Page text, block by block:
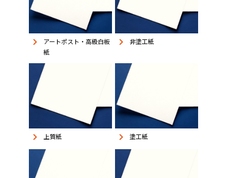
keyboard_arrow_right
アートポスト・高級白板
紙
keyboard_arrow_right 非塗工紙
keyboard_arrow_right 上質紙 keyboard_arrow_right 塗工紙